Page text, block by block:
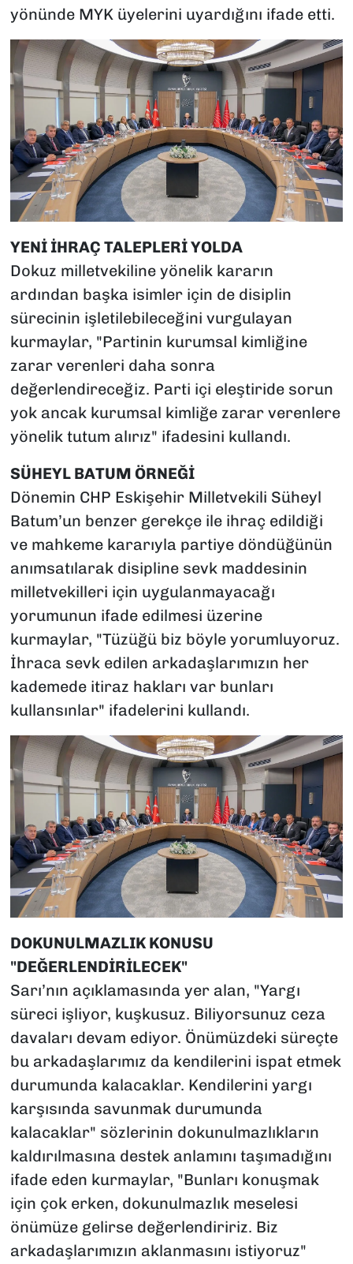
yönünde MYK üyelerini uyardığını ifade etti.
YENİ İHRAÇ TALEPLERİ YOLDA
Dokuz milletvekiline yönelik kararın
ardından başka isimler için de disiplin
sürecinin işletilebileceğini vurgulayan
kurmaylar, "Partinin kurumsal kimliğine
zarar verenleri daha sonra
değerlendireceğiz. Parti içi eleştiride sorun
yok ancak kurumsal kimliğe zarar verenlere
yönelik tutum alırız" ifadesini kullandı.
SÜHEYL BATUM ÖRNEĞİ
Dönemin CHP Eskişehir Milletvekili Süheyl
Batum’un benzer gerekçe ile ihraç edildiği
ve mahkeme kararıyla partiye döndüğünün
anımsatılarak disipline sevk maddesinin
milletvekilleri için uygulanmayacağı
yorumunun ifade edilmesi üzerine
kurmaylar, "Tüzüğü biz böyle yorumluyoruz.
İhraca sevk edilen arkadaşlarımızın her
kademede itiraz hakları var bunları
kullansınlar" ifadelerini kullandı.
DOKUNULMAZLIK KONUSU
"DEĞERLENDİRİLECEK"
Sarı’nın açıklamasında yer alan, "Yargı
süreci işliyor, kuşkusuz. Biliyorsunuz ceza
davaları devam ediyor. Önümüzdeki süreçte
bu arkadaşlarımız da kendilerini ispat etmek
durumunda kalacaklar. Kendilerini yargı
karşısında savunmak durumunda
kalacaklar" sözlerinin dokunulmazlıkların
kaldırılmasına destek anlamını taşımadığını
ifade eden kurmaylar, "Bunları konuşmak
için çok erken, dokunulmazlık meselesi
önümüze gelirse değerlendiririz. Biz
arkadaşlarımızın aklanmasını istiyoruz"